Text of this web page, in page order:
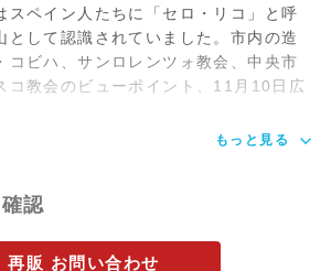
スペイン人たちに「セロ・リコ」と呼
として認識されていました。市内の造
コビハ、サンロレンツォ教会、中央市
コ教会のビューポイント、11月10日広
もっと見る
認
再販 お問い合わせ